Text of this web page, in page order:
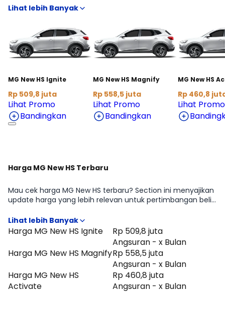
membandingkan fitur, transmisi, dan budget sesuai
kebutuhan SUV. Kami rangkum informasi penting yang
biasanya dicari sebelum beli, mulai dari estimasi harga
terbaru hingga arahan ke detail kredit dan cicilan, supaya
kamu bisa menentukan varian yang paling pas tanpa
harus buka banyak sumber.
MG New HS Ignite
Rp 509,8 juta
Lihat Promo
Bandingkan
MG New HS Magnify
Rp 558,5 juta
Lihat Promo
Bandingkan
MG New HS
Rp 460,8
Lihat Promo
Harga MG New HS Terbaru
Mau cek harga MG New HS terbaru? Section ini menyajikan
update harga yang lebih relevan untuk pertimbangan beli
perbedaan harga antar tipe MG New HS Ignite, MG New HS
Magnify, MG New HS Activate. Cocok untuk kamu yang
ingin cepat tahu positioning MG New HS di kelasnya
sebelum lanjut membandingkan fitur atau menghitung
kemampuan cicilan.
Harga MG New HS Ignite
Rp 509,8 juta
Angsuran - x Bulan
Harga MG New HS MagnifyRp 558,5 juta
Angsuran - x Bulan
Harga MG New HS
Activate
Rp 460,8 juta
Angsuran - x Bulan